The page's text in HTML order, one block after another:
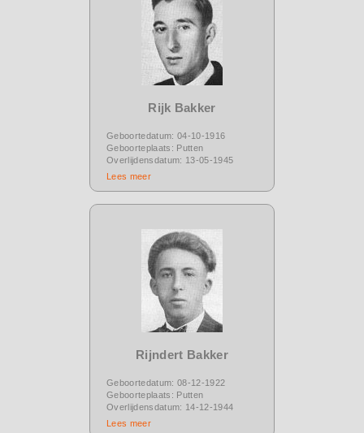
Rijk Bakker
Geboortedatum: 04-10-1916
Geboorteplaats: Putten
Overlijdensdatum: 13-05-1945
Lees meer
Rijndert Bakker
Geboortedatum: 08-12-1922
Geboorteplaats: Putten
Overlijdensdatum: 14-12-1944
Lees meer